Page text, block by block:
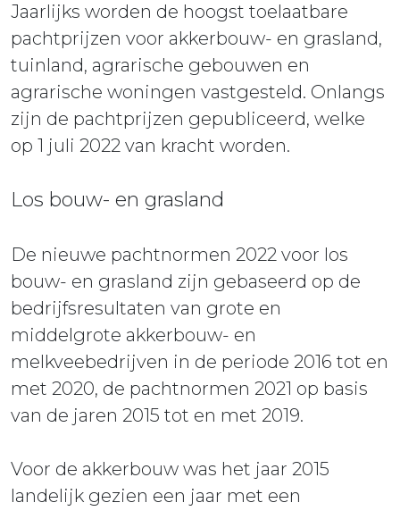
Jaarlijks worden de hoogst toelaatbare
pachtprijzen voor akkerbouw- en grasland,
tuinland, agrarische gebouwen en
agrarische woningen vastgesteld. Onlangs
zijn de pachtprijzen gepubliceerd, welke
op 1 juli 2022 van kracht worden.
Los bouw- en grasland
De nieuwe pachtnormen 2022 voor los
bouw- en grasland zijn gebaseerd op de
bedrijfsresultaten van grote en
middelgrote akkerbouw- en
melkveebedrijven in de periode 2016 tot en
met 2020, de pachtnormen 2021 op basis
van de jaren 2015 tot en met 2019.
Voor de akkerbouw was het jaar 2015
landelijk gezien een jaar met een